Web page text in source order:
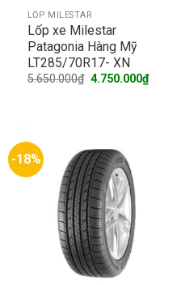
LỐP MILESTAR
Lốp xe Milestar
Patagonia Hàng Mỹ
LT285/70R17- XN
5.650.000₫ Original
4.750.000₫Current
price
-18%